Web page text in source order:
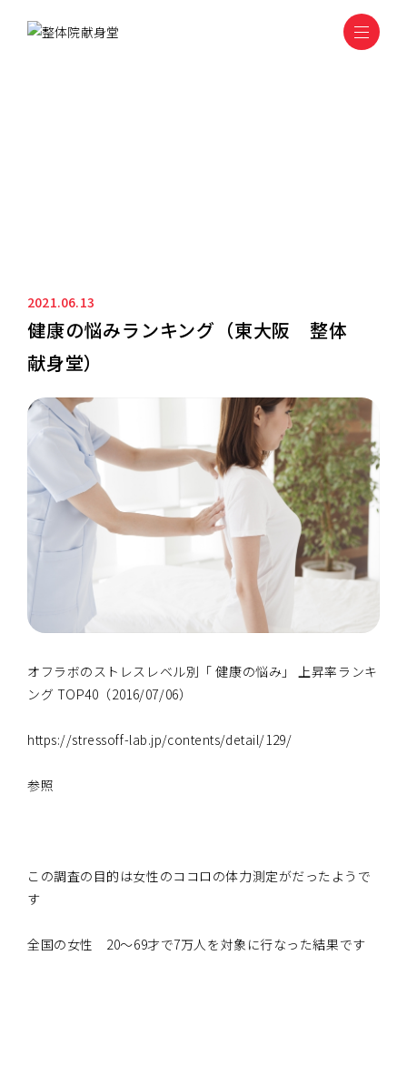
2021.06.13
健康の悩みランキング（東大阪 整体
献身堂）
オフラボのストレスレベル別「 健康の悩み」 上昇率ランキ
ング TOP40（2016/07/06）
https://stressoff-lab.jp/contents/detail/129/
参照
この調査の目的は女性のココロの体力測定がだったようで
す
全国の女性 20～69才で7万人を対象に行なった結果です